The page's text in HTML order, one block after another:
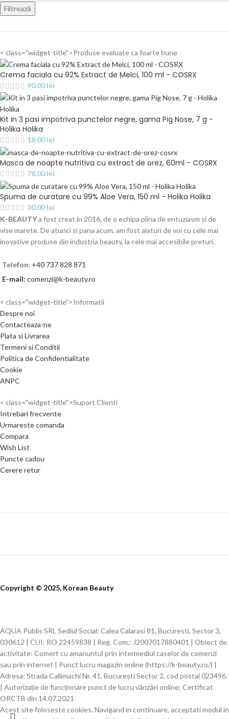
Filtrează
< class="widget-title">Produse evaluate ca foarte bune
Crema faciala cu 92% Extract de Melci, 100 ml - COSRX
90.00lei
Kit in 3 pasi impotriva punctelor negre, gama Pig Nose, 7 g -
Holika Holika
18.00lei
Masca de noapte nutritiva cu extract de orez, 60ml - COSRX
78.00lei
Spuma de curatare cu 99% Aloe Vera, 150 ml - Holika Holika
30.00lei
K-BEAUTYa fost creat in 2016, de o echipa plina de entuziasm si de
vise marete. De atunci si pana acum, am fost alaturi de voi cu cele mai
inovative produse din industria beauty, la cele mai accesibile preturi.
Telefon: +40 737 828 871
E-mail: comenzi@k-beauty.ro
< class="widget-title">Informatii
Despre noi
Contacteaza-ne
Plata si Livrarea
Termeni si Conditii
Politica de Confidentialitate
Cookie
ANPC
< class="widget-title">Suport Clienti
Intrebari frecvente
Urmareste comanda
Compara
Wish List
Puncte cadou
Cerere retur
Copyright © 2025, Korean Beauty
AQUA Publis SRL Sediul Social: Calea Calarasi 81, Bucuresti, Sector 3,
030612 | CUI: RO 22459838 | Reg. Com.: J2007017880401 | Obiect de
activitate: Comert cu amanuntul prin intermediul caselor de comenzi
sau prin internet | Punct lucru magazin online (https://k-beauty.ro/) |
Adresa: Strada Callimachi Nr. 41, București Sector 2, cod postal 023496
| Autorizație de funcționare punct de lucru vânzări online: Certificat
ORCTB din 14.07.2021
Acest site foloseste cookies. Navigand in continuare, acceptati modul in